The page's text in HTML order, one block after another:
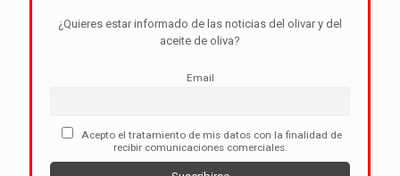
¿Quieres estar informado de las noticias del olivar y del
aceite de oliva?
Email
Acepto el tratamiento de mis datos con la finalidad de
recibir comunicaciones comerciales.